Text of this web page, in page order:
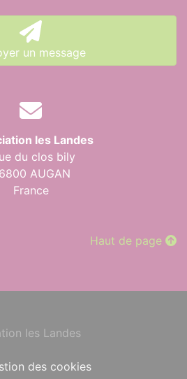
un message
les Landes
du clos bily
AUGAN
France
Haut de page
les Landes
des cookies